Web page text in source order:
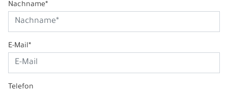
Nachname*
E-Mail*
Telefon